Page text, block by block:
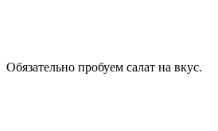
Обязательно пробуем салат на вкус.